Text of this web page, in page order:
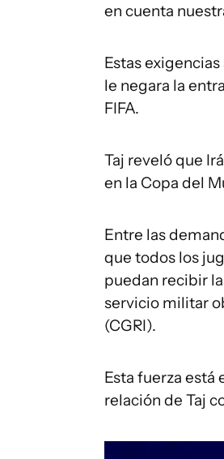
en cuenta
Estas
le negara la
FIFA.
Taj reveló que
en la Copa del
Entre las
que todos los
puedan recibir
servicio militar
(CGRI).
Esta fuerza está
relación de Taj